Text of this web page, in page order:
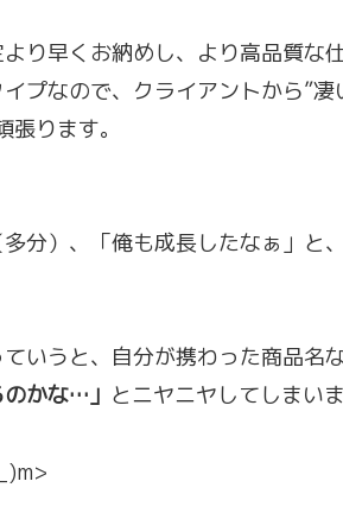
り早くお納めし、より高品質な
プなので、クライアントから”凄
ります。
分）、「俺も成長したなぁ」と
いうと、自分が携わった商品名
かな…」 とニヤニヤしてしまいま